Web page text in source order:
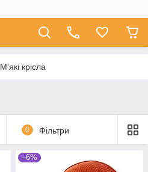
М'які крісла
0 Фільтри
–6%